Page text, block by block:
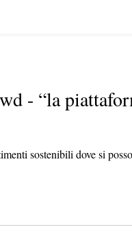
- “la
sostenibili dove si